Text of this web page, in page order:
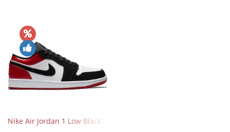
Nike Air Jordan 1 Low Black Toe